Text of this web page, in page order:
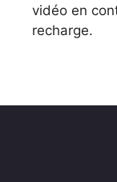
vidéo en
recharge.